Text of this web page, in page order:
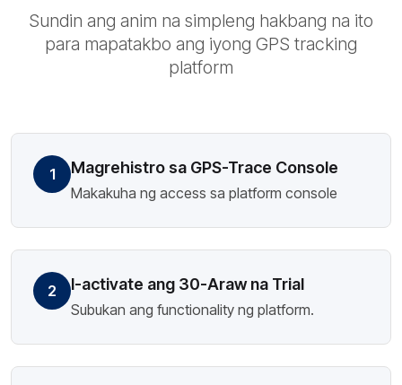
Sundin ang anim na simpleng hakbang na ito
para mapatakbo ang iyong GPS tracking
platform
1 Magrehistro sa GPS-Trace Console
Makakuha ng access sa platform console
2 I-activate ang 30-Araw na Trial
Subukan ang functionality ng platform.